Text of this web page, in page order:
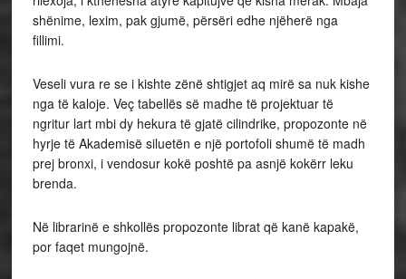
shënime, lexim, pak gjumë, përsëri edhe njëherë nga
fillimi.
Veseli vura re se i kishte zënë shtigjet aq mirë sa nuk kishe
nga të kaloje. Veç tabellës së madhe të projektuar të
ngritur lart mbi dy hekura të gjatë cilindrike, propozonte në
hyrje të Akademisë siluetën e një portofoli shumë të madh
prej bronxi, i vendosur kokë poshtë pa asnjë kokërr leku
brenda.
Në librarinë e shkollës propozonte librat që kanë kapakë,
por faqet mungojnë.